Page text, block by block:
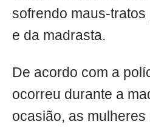
sofrendo maus-
e da madrasta.
De acordo com a
ocorreu durante a
ocasião, as mulheres